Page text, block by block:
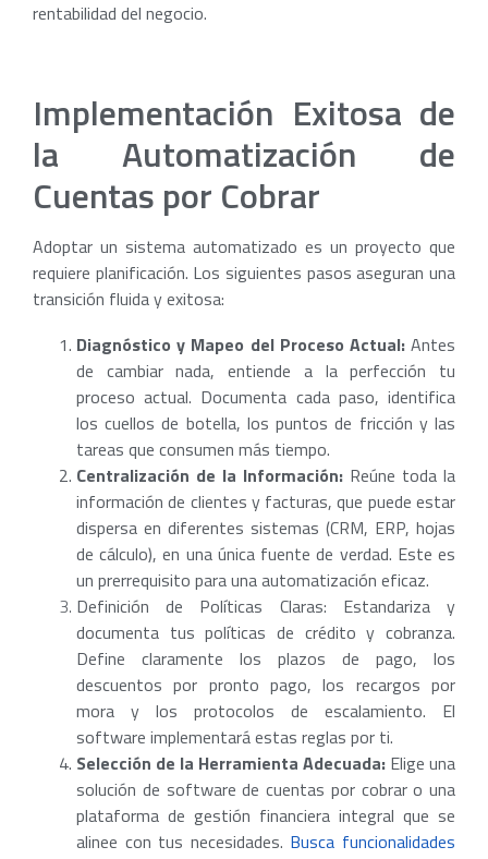
rentabilidad del negocio.
Implementación Exitosa de
la Automatización de
Cuentas por Cobrar
Adoptar un sistema automatizado es un proyecto que
requiere planificación. Los siguientes pasos aseguran una
transición fluida y exitosa:
Diagnóstico y Mapeo del Proceso Actual:Antes
de cambiar nada, entiende a la perfección tu
proceso actual. Documenta cada paso, identifica
los cuellos de botella, los puntos de fricción y las
tareas que consumen más tiempo.
Centralización de la Información: Reúne toda la
información de clientes y facturas, que puede estar
dispersa en diferentes sistemas (CRM, ERP, hojas
de cálculo), en una única fuente de verdad. Este es
un prerrequisito para una automatización eficaz.
Definición de Políticas Claras: Estandariza y
documenta tus políticas de crédito y cobranza.
Define claramente los plazos de pago, los
descuentos por pronto pago, los recargos por
mora y los protocolos de escalamiento. El
software implementará estas reglas por ti.
Selección de la Herramienta Adecuada: Elige una
solución de software de cuentas por cobrar o una
plataforma de gestión financiera integral que se
alinee con tus necesidades. Busca funcionalidades